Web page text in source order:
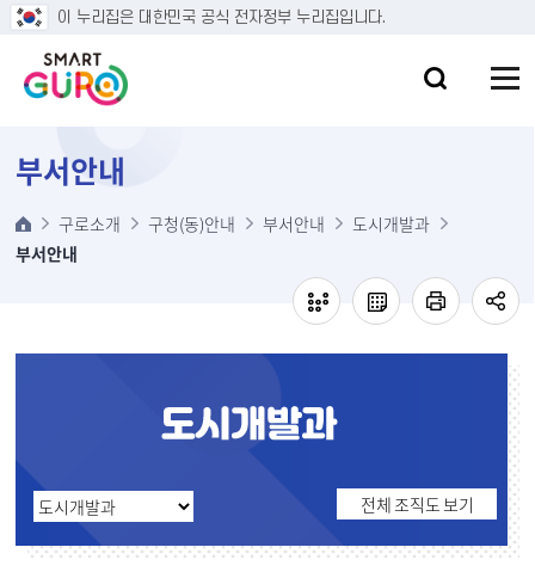
본문 바로가기
이 누리집은 대한민국 공식 전자정부 누리집입니다.
부서안내
구로소개 구청(동)안내 부서안내
도시개발과
부서안내
전체 조직도 보기